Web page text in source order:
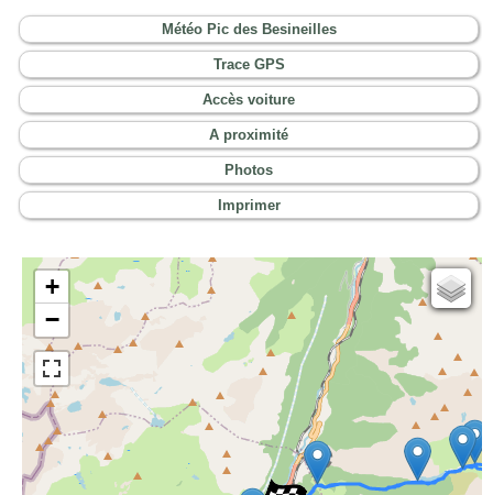
Météo Pic des Besineilles
Trace GPS
Accès voiture
A proximité
Photos
Imprimer
+
−
Cartes IGN
Open Topo Map
Open Street Map
ESRI Word Imagery
Photographies aériennes